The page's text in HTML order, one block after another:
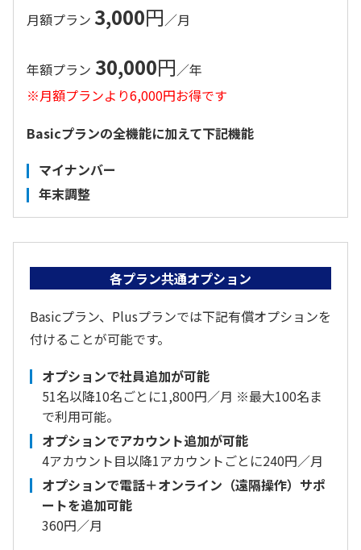
月額プラン 3,000円／月
年額プラン 30,000円／年
※月額プランより6,000円お得です
Basicプランの全機能に加えて下記機能
マイナンバー
年末調整
各プラン共通オプション
Basicプラン、Plusプランでは下記有償オプションを
付けることが可能です。
オプションで社員追加が可能
51名以降10名ごとに1,800円／月 ※最大100名ま
で利用可能。
オプションでアカウント追加が可能
4アカウント目以降1アカウントごとに240円／月
オプションで電話＋オンライン（遠隔操作）サポ
ートを追加可能
360円／月